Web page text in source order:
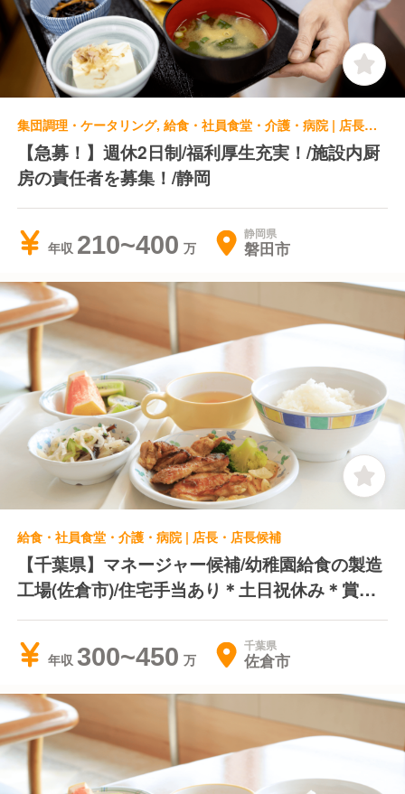
集団調理・ケータリング, 給食・社員食堂・介護・病院 | 店長・店長候補
【急募！】週休2日制/福利厚生充実！/施設内厨
房の責任者を募集！/静岡
年収 210~400 静岡県
磐田市
給食・社員食堂・介護・病院 | 店長・店長候補
【千葉県】マネージャー候補/幼稚園給食の製造
工場(佐倉市)/住宅手当あり＊土日祝休み＊賞与
年2回
年収 300~450 千葉県
佐倉市